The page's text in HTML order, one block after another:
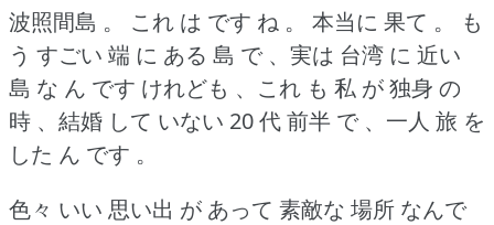
波照間島 。
これ は です ね 。 本当に 果て 。
も
う すごい 端 に ある 島 で 、実は 台湾 に 近い
島 な ん です けれども 、これ も 私 が 独身 の
時 、結婚 して いない 20 代 前半 で 、一人 旅 を
した ん です 。
色々 いい 思い出 が あって 素敵な 場所 なんで